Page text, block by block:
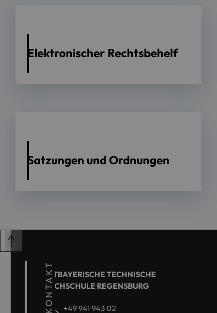
Elektronischer Rechtsbehelf
Satzungen und Ordnungen
KONTAKT
OSTBAYERISCHE TECHNISCHE
HOCHSCHULE REGENSBURG
+49 941 943 02